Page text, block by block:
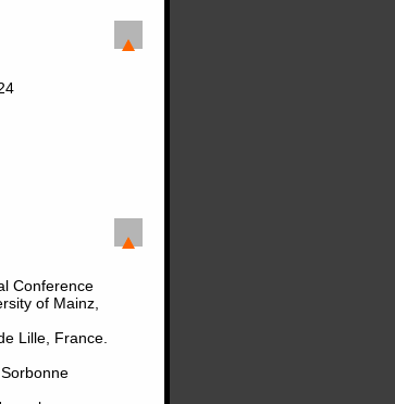
Conference
of Mainz,
Lille, France.